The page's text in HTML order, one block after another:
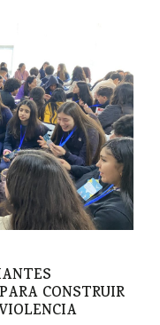
CONSTRUIR